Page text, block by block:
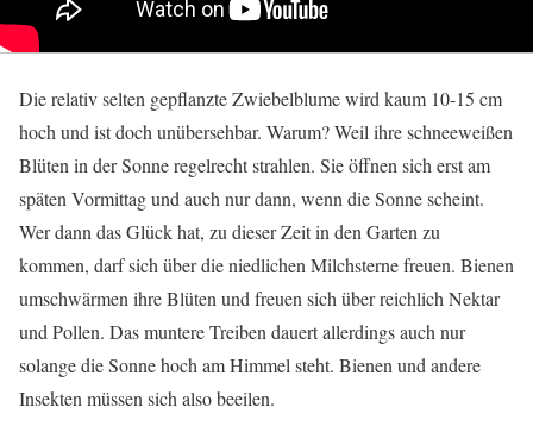
Die relativ selten gepflanzte Zwiebelblume wird kaum 10-15 cm
hoch und ist doch unübersehbar. Warum? Weil ihre schneeweißen
Blüten in der Sonne regelrecht strahlen. Sie öffnen sich erst am
späten Vormittag und auch nur dann, wenn die Sonne scheint.
Wer dann das Glück hat, zu dieser Zeit in den Garten zu
kommen, darf sich über die niedlichen Milchsterne freuen. Bienen
umschwärmen ihre Blüten und freuen sich über reichlich Nektar
und Pollen. Das muntere Treiben dauert allerdings auch nur
solange die Sonne hoch am Himmel steht. Bienen und andere
Insekten müssen sich also beeilen.